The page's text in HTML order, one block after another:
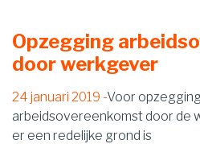
Opzegging
door werkgever
24 januari 2019 Voor
arbeidsovereenkomst door de
er een redelijke grond is